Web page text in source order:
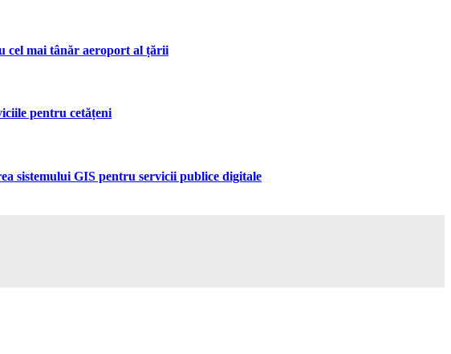
cel mai tânăr aeroport al țării
pentru cetățeni
sistemului GIS pentru servicii publice digitale